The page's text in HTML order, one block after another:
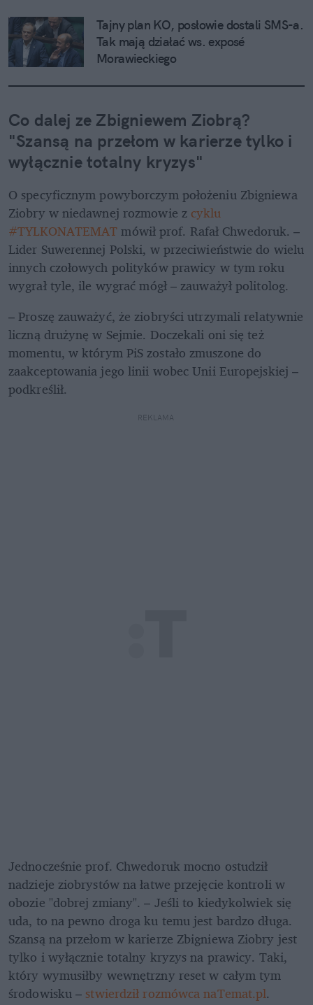
Tajny plan KO, posłowie dostali SMS-a.
Tak mają działać ws. exposé
Morawieckiego
Co dalej ze Zbigniewem Ziobrą?
"Szansą na przełom w karierze tylko i
wyłącznie totalny kryzys"
O specyficznym powyborczym położeniu Zbigniewa
Ziobry w niedawnej rozmowie z cyklu
#TYLKONATEMAT mówił prof. Rafał Chwedoruk. –
Lider Suwerennej Polski, w przeciwieństwie do wielu
innych czołowych polityków prawicy w tym roku
wygrał tyle, ile wygrać mógł – zauważył politolog.
– Proszę zauważyć, że ziobryści utrzymali relatywnie
liczną drużynę w Sejmie. Doczekali oni się też
momentu, w którym PiS zostało zmuszone do
zaakceptowania jego linii wobec Unii Europejskiej –
podkreślił.
REKLAMA
Jednocześnie prof. Chwedoruk mocno ostudził
nadzieje ziobrystów na łatwe przejęcie kontroli w
obozie "dobrej zmiany". – Jeśli to kiedykolwiek się
uda, to na pewno droga ku temu jest bardzo długa.
Szansą na przełom w karierze Zbigniewa Ziobry jest
tylko i wyłącznie totalny kryzys na prawicy. Taki,
który wymusiłby wewnętrzny reset w całym tym
środowisku – stwierdził rozmówca naTemat.pl.